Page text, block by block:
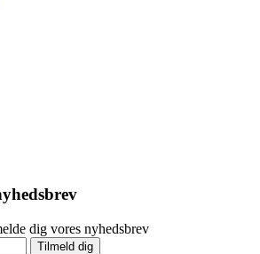
dig vores nyhedsbrev
Tilmeld dig